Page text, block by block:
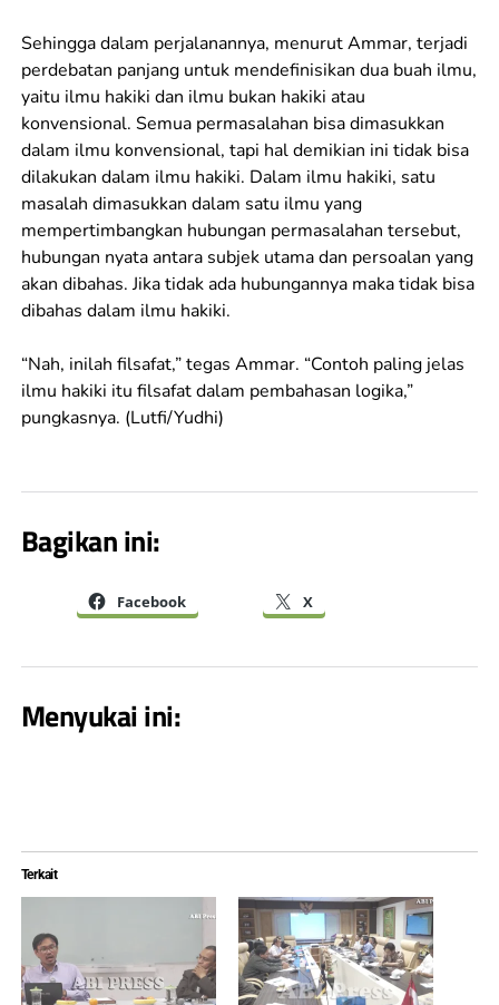
Sehingga dalam perjalanannya, menurut Ammar, terjadi
perdebatan panjang untuk mendefinisikan dua buah ilmu,
yaitu ilmu hakiki dan ilmu bukan hakiki atau
konvensional. Semua permasalahan bisa dimasukkan
dalam ilmu konvensional, tapi hal demikian ini tidak bisa
dilakukan dalam ilmu hakiki. Dalam ilmu hakiki, satu
masalah dimasukkan dalam satu ilmu yang
mempertimbangkan hubungan permasalahan tersebut,
hubungan nyata antara subjek utama dan persoalan yang
akan dibahas. Jika tidak ada hubungannya maka tidak bisa
dibahas dalam ilmu hakiki.
“Nah, inilah filsafat,” tegas Ammar. “Contoh paling jelas
ilmu hakiki itu filsafat dalam pembahasan logika,”
pungkasnya. (Lutfi/Yudhi)
Bagikan ini:
Facebook X
Menyukai ini:
Terkait